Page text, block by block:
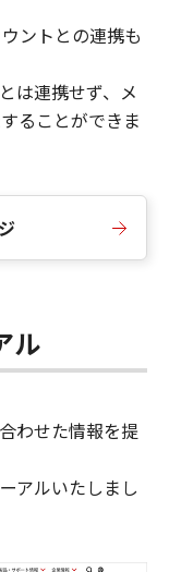
ントとの連携も
は連携せず、メ
ることができま
ル
わせた情報を提
アルいたしまし